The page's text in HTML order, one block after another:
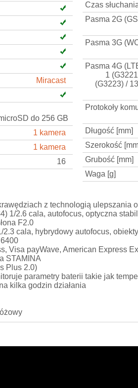
Miracast
do 256 GB
1 kamera
1 kamera
16
Czas
Pasma 2G
Pasma 3G
Pasma 4G
1
(G3223) /
Protokoły
Długość [mm]
Szerokość
Grubość [mm]
Waga [g]
z technologią ulepszania
1/2.6 cala, autofocus, optyczna
F2.0
cala, hybrydowy autofocus,
Visa payWave, American Express
STAMINA
Plus 2.0)
parametry baterii takie jak
kilka godzin działania